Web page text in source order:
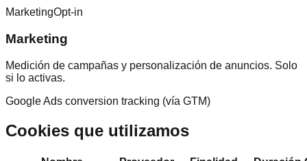
MarketingOpt-in
Marketing
Medición de campañas y personalización de anuncios. Solo
si lo activas.
Google Ads conversion tracking (vía GTM)
Cookies que utilizamos